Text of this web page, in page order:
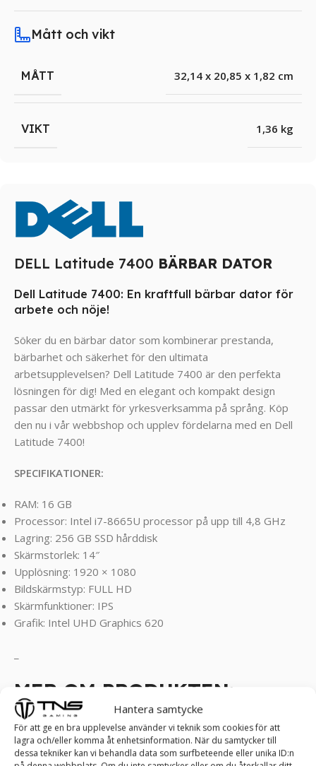
Hantera samtycke
För att ge en bra upplevelse använder vi teknik som cookies för att
lagra och/eller komma åt enhetsinformation. När du samtycker till
dessa tekniker kan vi behandla data som surfbeteende eller unika ID:n
DELL Latitude 7400 BÄRBAR DATOR
Dell Latitude 7400: En kraftfull bärbar dator för
arbete och nöje!
Söker du en bärbar dator som kombinerar prestanda,
bärbarhet och säkerhet för den ultimata
arbetsupplevelsen? Dell Latitude 7400 är den perfekta
lösningen för dig! Med en elegant och kompakt design
passar den utmärkt för yrkesverksamma på språng. Köp
den nu i vår webbshop och upplev fördelarna med en Dell
Latitude 7400!
SPECIFIKATIONER:
RAM: 16 GB
Processor: Intel i7-8665U processor på upp till 4,8 GHz
Lagring: 256 GB SSD hårddisk
Skärmstorlek: 14″
Upplösning: 1920 × 1080
Bildskärmstyp: FULL HD
Skärmfunktioner: IPS
Grafik: Intel UHD Graphics 620
MER OM PRODUKTEN:
Dell Latitude 7400är en bärbar dator som är utformad för
att ge användarna en kraftfull och pålitlig arbetsupplevelse.
Den har en snygg och professionell design som passar
Mått och vikt
MÅTT 32,14 x 20,85 x 1,82 cm
VIKT 1,36 kg